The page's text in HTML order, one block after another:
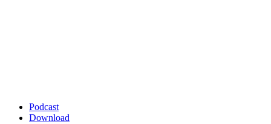
Podcast
Download